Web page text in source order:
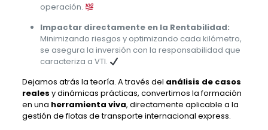
operación.
Impactar directamente en la Rentabilidad:
Minimizando riesgos y optimizando cada kilómetro,
se asegura la inversión con la responsabilidad que
caracteriza a VTI.
Dejamos atrás la teoría. A través del análisis de casos
reales y dinámicas prácticas, convertimos la formación
en una herramienta viva, directamente aplicable a la
gestión de flotas de transporte internacional express.